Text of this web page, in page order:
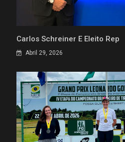
Carlos Schreiner É Eleito Rep
Abril 29, 2026